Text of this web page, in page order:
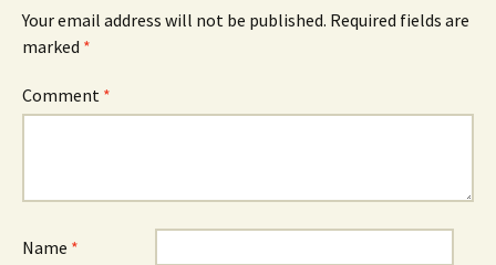
Your email address will not be published. Required fields are
marked *
Comment *
Name *